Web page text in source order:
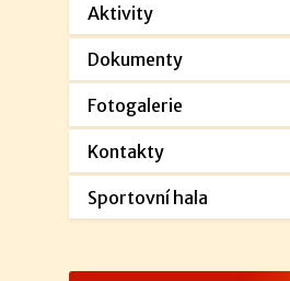
Aktivity
Dokumenty
Fotogalerie
Kontakty
Sportovní hala